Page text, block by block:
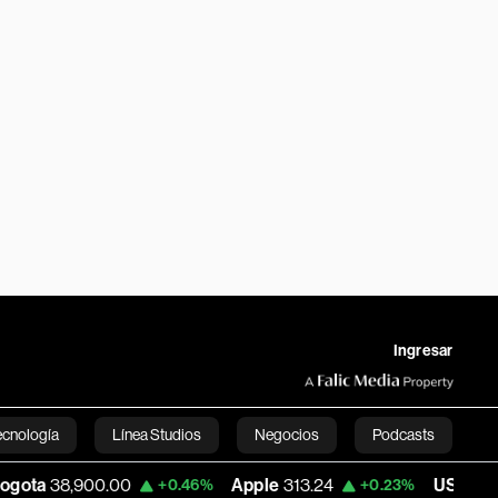
Ingresar
Línea Studios Negocios Podcasts
English+0.46% Apple 313.24 +0.23% USD COP 3,159.60